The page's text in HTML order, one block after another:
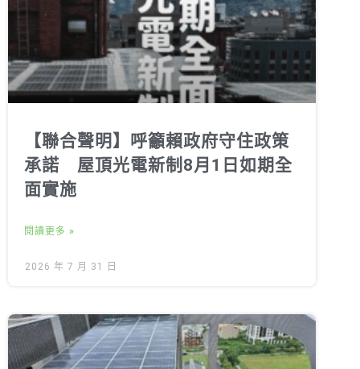
【聯合聲明】呼籲賴政府守住政策
承諾 屋頂光電新制8月1日如期全
面實施
閱讀更多 »
2026 年 7 月 31 日